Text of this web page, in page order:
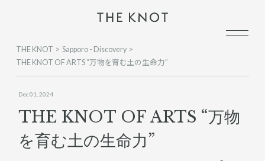
THE KNOT
Sapporo - Discovery
THE KNOT OF ARTS “万物を育む土の生命力”
THE KNOT OF ARTS “万物
を育む土の生命力”
Dec 01, 2024